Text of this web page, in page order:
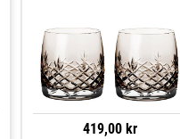
419,00 kr